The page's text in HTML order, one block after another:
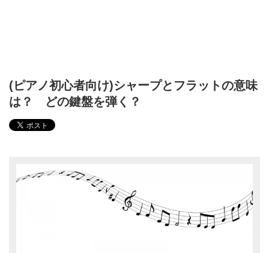
(ピアノ初心者向け)シャープとフラットの意味
は？ どの鍵盤を弾く？